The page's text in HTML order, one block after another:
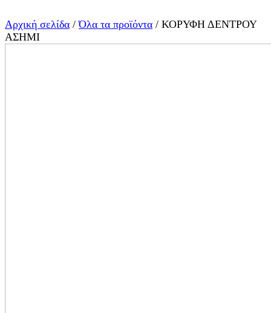
Αρχική σελίδα /Όλα τα προϊόντα / ΚΟΡΥΦΗ ΔΕΝΤΡΟΥ
ΑΣΗΜΙ